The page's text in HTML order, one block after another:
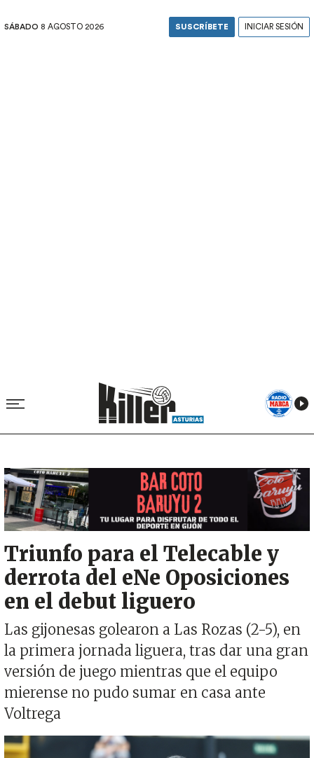
SÁBADO 8 AGOSTO 2026 SUSCRÍBETE INICIAR SESIÓN
Image
Triunfo para el Telecable y
derrota del eNe Oposiciones
en el debut liguero
Las gijonesas golearon a Las Rozas (2-5), en
la primera jornada liguera, tras dar una gran
versión de juego mientras que el equipo
mierense no pudo sumar en casa ante
Voltrega
Imagen